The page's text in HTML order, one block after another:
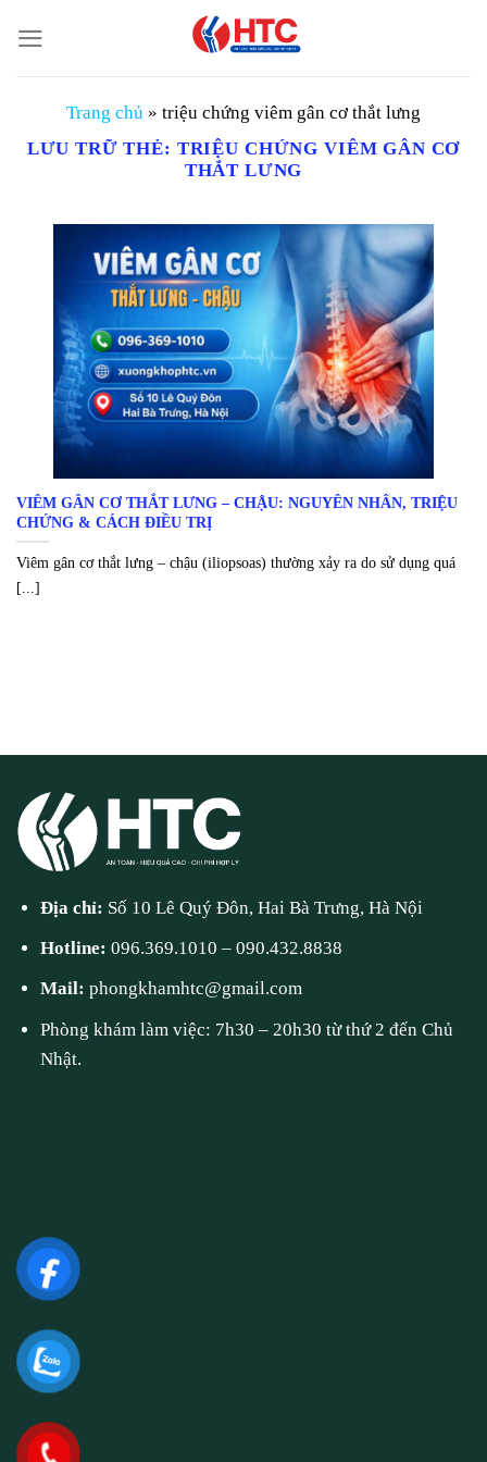
đến
nội
Trang chủ » triệu chứng viêm gân cơ thắt lưng
LƯU TRỮ THẺ: TRIỆU CHỨNG VIÊM GÂN CƠ
THẮT LƯNG
VIÊM GÂN CƠ THẮT LƯNG – CHẬU: NGUYÊN NHÂN, TRIỆU
CHỨNG & CÁCH ĐIỀU TRỊ
Viêm gân cơ thắt lưng – chậu (iliopsoas) thường xảy ra do sử dụng quá
[...]
Địa chỉ: Số 10 Lê Quý Đôn, Hai Bà Trưng, Hà Nội
Hotline:096.369.1010 –090.432.8838
Mail:phongkhamhtc@gmail.com
Phòng khám làm việc: 7h30 – 20h30 từ thứ 2 đến Chủ
Nhật.